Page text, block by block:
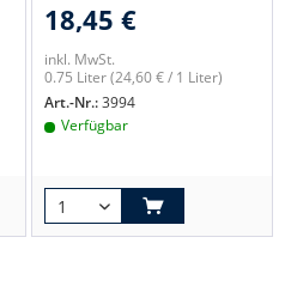
18,45 €
inkl. MwSt.
0.75 Liter(24,60 € / 1 Liter)
Art.-Nr.:3994
Verfügbar